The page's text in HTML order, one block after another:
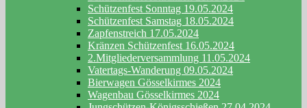
Schützenfest Sonntag 19.05.2024
Schützenfest Samstag 18.05.2024
Zapfenstreich 17.05.2024
Kränzen Schützenfest 16.05.2024
2.Mitgliederversammlung 11.05.2024
Vatertags-Wanderung 09.05.2024
Bierwagen Gösselkirmes 2024
Wagenbau Gösselkirmes 2024